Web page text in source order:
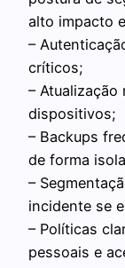
alto impacto
–
críticos;
– Atualização
dispositivos;
– Backups
de forma
–
incidente se
– Políticas
pessoais e